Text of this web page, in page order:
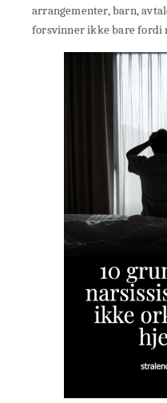
arrangementer, barn,
forsvinner ikke bare fordi